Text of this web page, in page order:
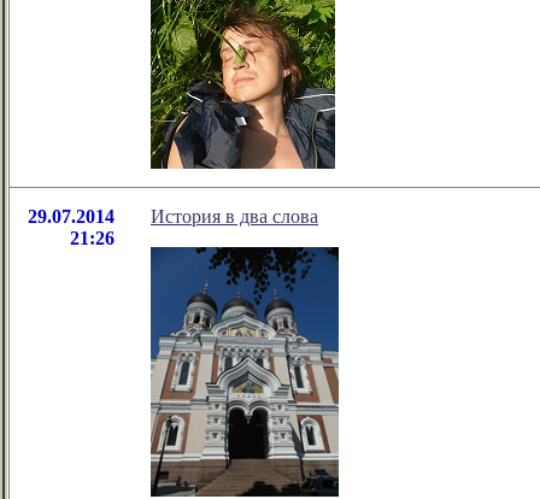
29.07.2014
21:26
История в два слова